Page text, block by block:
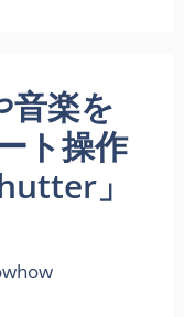
音楽を
ト操作
」